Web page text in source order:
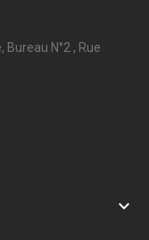
N°2 , Rue
